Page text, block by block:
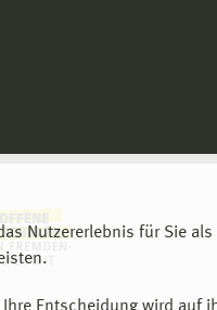
Nutzererlebnis für Sie